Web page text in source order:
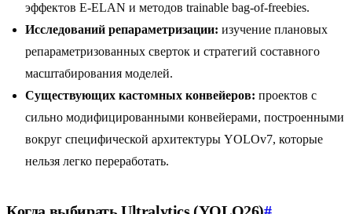
эффектов E-ELAN и методов trainable bag-of-freebies.
Исследований репараметризации: изучение плановых
репараметризованных сверток и стратегий составного
масштабирования моделей.
Существующих кастомных конвейеров: проектов с
сильно модифицированными конвейерами, построенными
вокруг специфической архитектуры YOLOv7, которые
нельзя легко переработать.